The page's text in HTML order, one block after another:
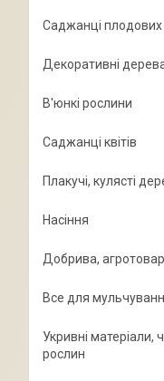
Саджанці
Декоративні
В'юнкі рослини
Саджанці квітів
Плакучі, кулясті
Насіння
Добрива,
Все для
Укривні матеріали,
рослин